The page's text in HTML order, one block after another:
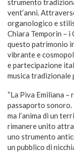
vent’anni.
organologico e
Chiara Temporin –
questo patrimonio
vibrante e
e partecipazione
musica tradizionale
“La Piva Emiliana
passaporto sonoro.
ma l’anima di un
rimanere unito
uno strumento
un pubblico di